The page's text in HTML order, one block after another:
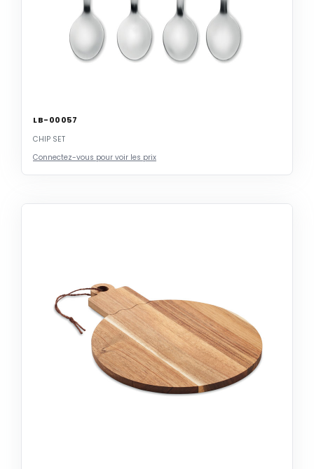
LB-00057
CHIP SET
Connectez-vous pour voir les prix